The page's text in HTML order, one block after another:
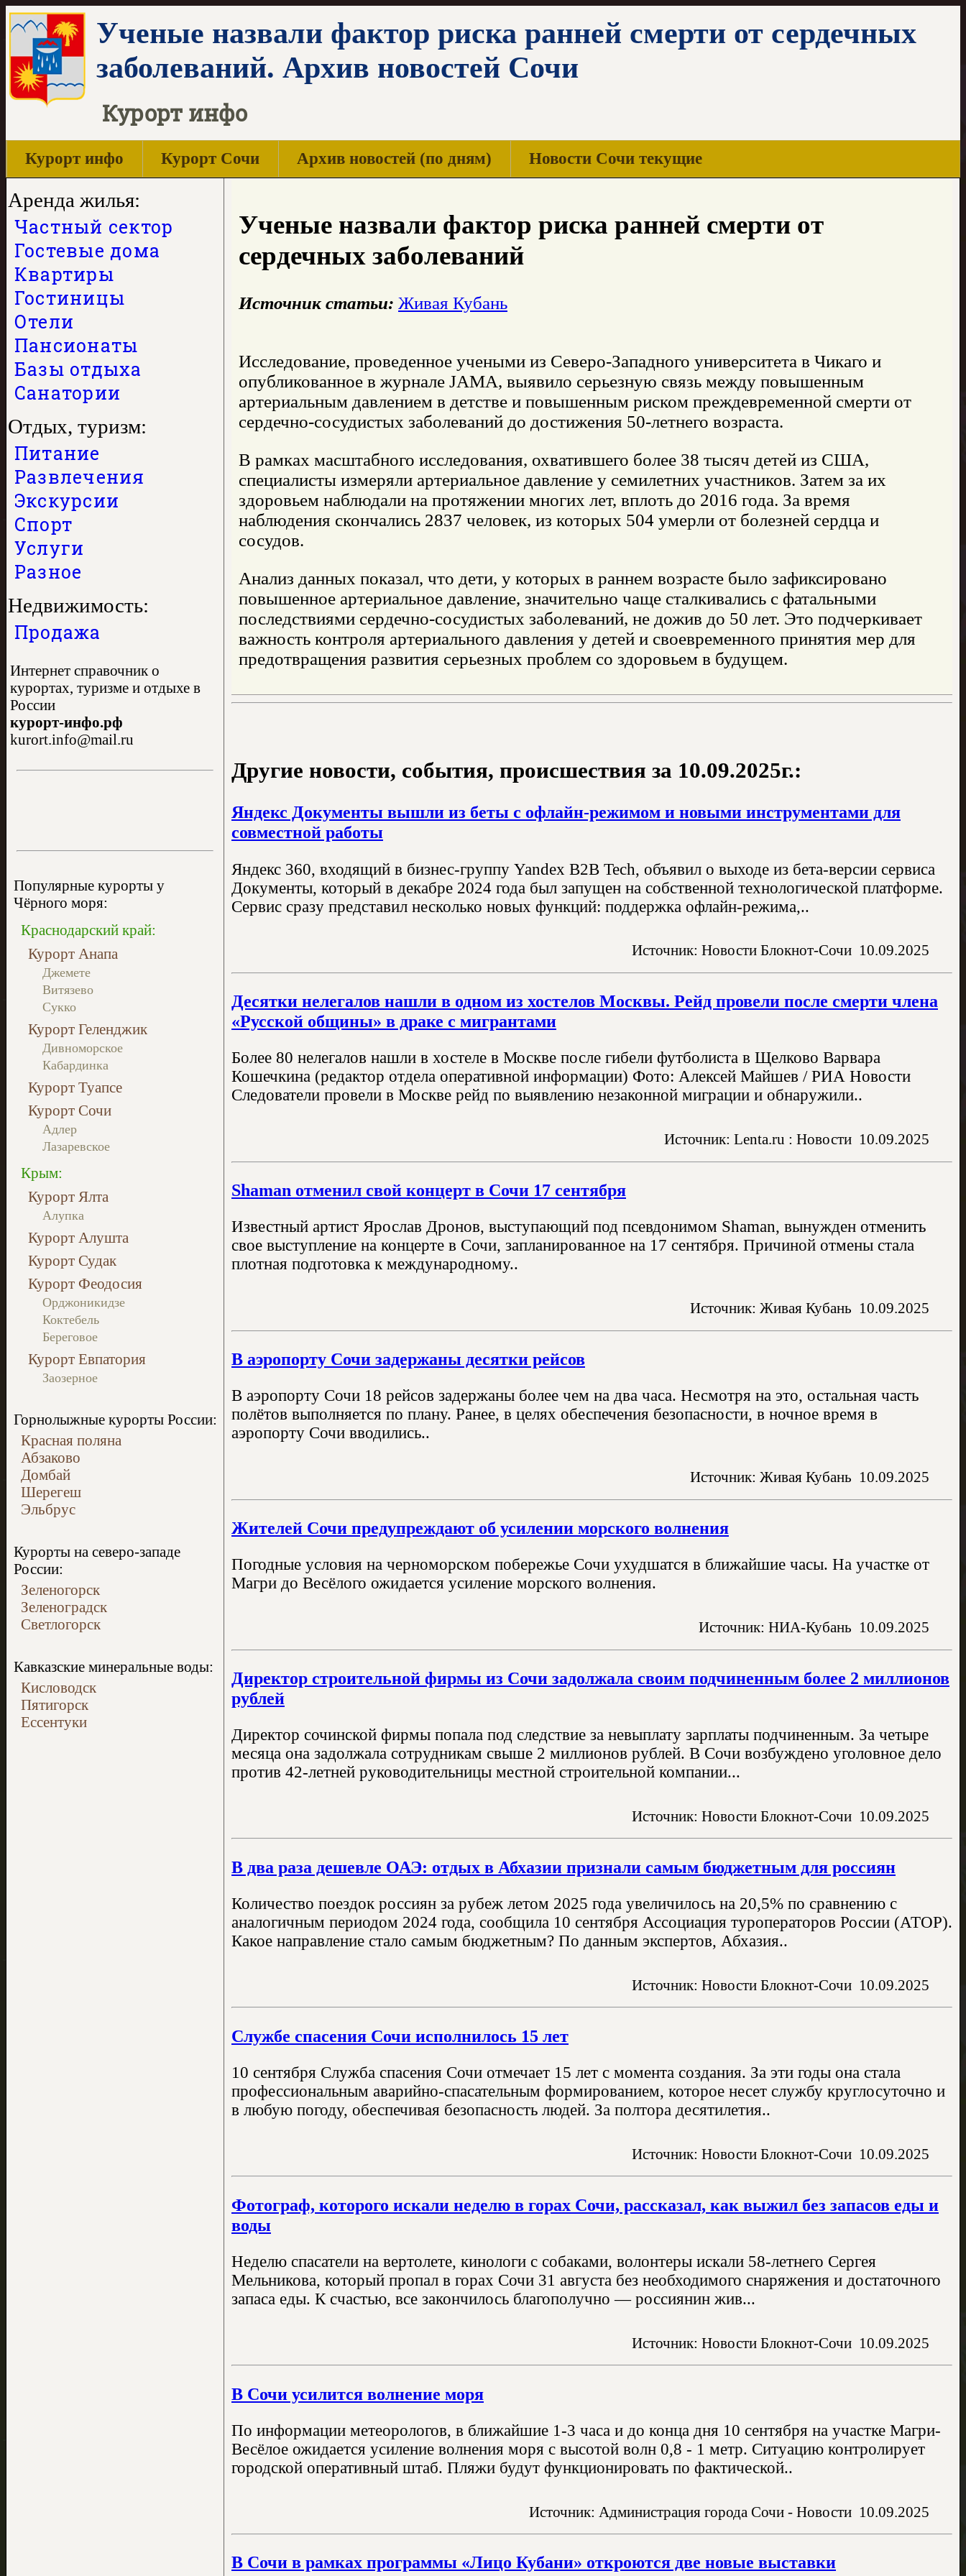
Ученые назвали фактор риска ранней смерти от сердечных
заболеваний. Архив новостей Сочи
Курорт инфо
Курорт инфо Курорт Сочи Архив новостей (по дням) Новости Сочи текущие
Аренда жилья:
Частный сектор
Гостевые дома
Квартиры
Гостиницы
Отели
Пансионаты
Базы отдыха
Санатории
Отдых, туризм:
Питание
Развлечения
Экскурсии
Спорт
Услуги
Разное
Недвижимость:
Продажа
Интернет справочник о
курортах, туризме и отдыхе в
России
курорт-инфо.рф
kurort.info@mail.ru
Популярные курорты у
Чёрного моря:
Краснодарский край:
Курорт Анапа
Джемете
Витязево
Сукко
Курорт Геленджик
Дивноморское
Кабардинка
Курорт Туапсе
Курорт Сочи
Адлер
Лазаревское
Крым:
Курорт Ялта
Алупка
Курорт Алушта
Курорт Судак
Курорт Феодосия
Орджоникидзе
Коктебель
Береговое
Курорт Евпатория
Заозерное
Горнолыжные курорты России:
Красная поляна
Абзаково
Домбай
Шерегеш
Эльбрус
Курорты на северо-западе
России:
Зеленогорск
Зеленоградск
Светлогорск
Кавказские минеральные воды:
Кисловодск
Пятигорск
Ессентуки
Ученые назвали фактор риска ранней смерти от
сердечных заболеваний
Источник статьи: Живая Кубань
Исследование, проведенное учеными из Северо-Западного университета в Чикаго и
опубликованное в журнале JAMA, выявило серьезную связь между повышенным
артериальным давлением в детстве и повышенным риском преждевременной смерти от
сердечно-сосудистых заболеваний до достижения 50-летнего возраста.
В рамках масштабного исследования, охватившего более 38 тысяч детей из США,
специалисты измеряли артериальное давление у семилетних участников. Затем за их
здоровьем наблюдали на протяжении многих лет, вплоть до 2016 года. За время
наблюдения скончались 2837 человек, из которых 504 умерли от болезней сердца и
сосудов.
Анализ данных показал, что дети, у которых в раннем возрасте было зафиксировано
повышенное артериальное давление, значительно чаще сталкивались с фатальными
последствиями сердечно-сосудистых заболеваний, не дожив до 50 лет. Это подчеркивает
важность контроля артериального давления у детей и своевременного принятия мер для
предотвращения развития серьезных проблем со здоровьем в будущем.
Другие новости, события, происшествия за 10.09.2025г.:
Яндекс Документы вышли из беты с офлайн-режимом и новыми инструментами для
совместной работы
Яндекс 360, входящий в бизнес-группу Yandex B2B Tech, объявил о выходе из бета-версии сервиса
Документы, который в декабре 2024 года был запущен на собственной технологической платформе.
Сервис сразу представил несколько новых функций: поддержка офлайн-режима,..
Источник: Новости Блокнот-Сочи 10.09.2025
Десятки нелегалов нашли в одном из хостелов Москвы. Рейд провели после смерти члена
«Русской общины» в драке с мигрантами
Более 80 нелегалов нашли в хостеле в Москве после гибели футболиста в Щелково Варвара
Кошечкина (редактор отдела оперативной информации) Фото: Алексей Майшев / РИА Новости
Следователи провели в Москве рейд по выявлению незаконной миграции и обнаружили..
Источник: Lenta.ru : Новости 10.09.2025
Shaman отменил свой концерт в Сочи 17 сентября
Известный артист Ярослав Дронов, выступающий под псевдонимом Shaman, вынужден отменить
свое выступление на концерте в Сочи, запланированное на 17 сентября. Причиной отмены стала
плотная подготовка к международному..
Источник: Живая Кубань 10.09.2025
В аэропорту Сочи задержаны десятки рейсов
В аэропорту Сочи 18 рейсов задержаны более чем на два часа. Несмотря на это, остальная часть
полётов выполняется по плану. Ранее, в целях обеспечения безопасности, в ночное время в
аэропорту Сочи вводились..
Источник: Живая Кубань 10.09.2025
Жителей Сочи предупреждают об усилении морского волнения
Погодные условия на черноморском побережье Сочи ухудшатся в ближайшие часы. На участке от
Магри до Весёлого ожидается усиление морского волнения.
Источник: НИА-Кубань 10.09.2025
Директор строительной фирмы из Сочи задолжала своим подчиненным более 2 миллионов
рублей
Директор сочинской фирмы попала под следствие за невыплату зарплаты подчиненным. За четыре
месяца она задолжала сотрудникам свыше 2 миллионов рублей. В Сочи возбуждено уголовное дело
против 42-летней руководительницы местной строительной компании...
Источник: Новости Блокнот-Сочи 10.09.2025
В два раза дешевле ОАЭ: отдых в Абхазии признали самым бюджетным для россиян
Количество поездок россиян за рубеж летом 2025 года увеличилось на 20,5% по сравнению с
аналогичным периодом 2024 года, сообщила 10 сентября Ассоциация туроператоров России (АТОР).
Какое направление стало самым бюджетным? По данным экспертов, Абхазия..
Источник: Новости Блокнот-Сочи 10.09.2025
Службе спасения Сочи исполнилось 15 лет
10 сентября Служба спасения Сочи отмечает 15 лет с момента создания. За эти годы она стала
профессиональным аварийно-спасательным формированием, которое несет службу круглосуточно и
в любую погоду, обеспечивая безопасность людей. За полтора десятилетия..
Источник: Новости Блокнот-Сочи 10.09.2025
Фотограф, которого искали неделю в горах Сочи, рассказал, как выжил без запасов еды и
воды
Неделю спасатели на вертолете, кинологи с собаками, волонтеры искали 58-летнего Сергея
Мельникова, который пропал в горах Сочи 31 августа без необходимого снаряжения и достаточного
запаса еды. К счастью, все закончилось благополучно — россиянин жив...
Источник: Новости Блокнот-Сочи 10.09.2025
В Сочи усилится волнение моря
По информации метеорологов, в ближайшие 1-3 часа и до конца дня 10 сентября на участке Магри-
Весёлое ожидается усиление волнения моря с высотой волн 0,8 - 1 метр. Ситуацию контролирует
городской оперативный штаб. Пляжи будут функционировать по фактической..
Источник: Администрация города Сочи - Новости 10.09.2025
В Сочи в рамках программы «Лицо Кубани» откроются две новые выставки